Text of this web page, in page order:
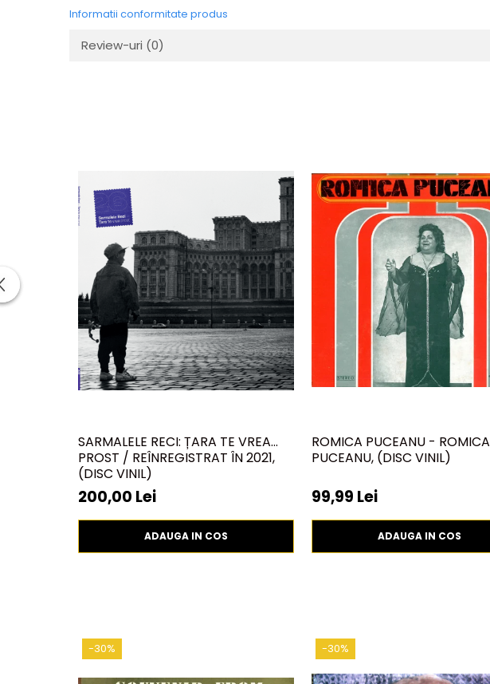
Informatii conformitate produs
Review-uri (0)
SARMALELE RECI: ȚARA TE VREA
PROST / REÎNREGISTRAT ÎN 2021,
(DISC VINIL)
200,00 Lei
ADAUGA IN COS
ROMICA PUCEANU - ROMICA
PUCEANU, (DISC VINIL)
99,99 Lei
ADAUGA IN COS
-30% -30%